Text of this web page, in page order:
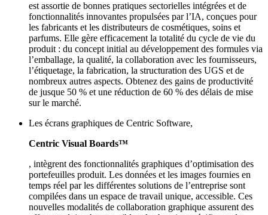
est assortie de bonnes pratiques sectorielles intégrées et de
fonctionnalités innovantes propulsées par l’IA, conçues pour
les fabricants et les distributeurs de cosmétiques, soins et
parfums. Elle gère efficacement la totalité du cycle de vie du
produit : du concept initial au développement des formules via
l’emballage, la qualité, la collaboration avec les fournisseurs,
l’étiquetage, la fabrication, la structuration des UGS et de
nombreux autres aspects. Obtenez des gains de productivité
de jusque 50 % et une réduction de 60 % des délais de mise
sur le marché.
Les écrans graphiques de Centric Software,
Centric Visual Boards™
, intègrent des fonctionnalités graphiques d’optimisation des
portefeuilles produit. Les données et les images fournies en
temps réel par les différentes solutions de l’entreprise sont
compilées dans un espace de travail unique, accessible. Ces
nouvelles modalités de collaboration graphique assurent des